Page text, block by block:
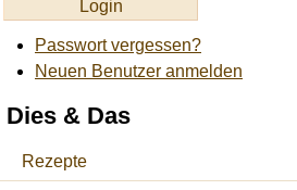
Passwort vergessen?
Neuen Benutzer anmelden
Dies & Das
Rezepte